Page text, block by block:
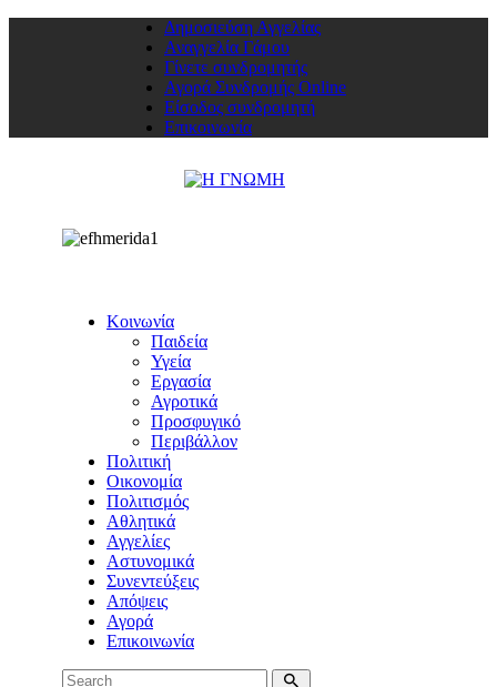
Δημοσιεύση Αγγελίας
Αναγγελία Γάμου
Γίνετε συνδρομητής
Αγορά Συνδρομής Online
Είσοδος συνδρομητή
Επικοινωνία
Κοινωνία
Παιδεία
Υγεία
Εργασία
Αγροτικά
Προσφυγικό
Περιβάλλον
Πολιτική
Οικονομία
Πολιτισμός
Αθλητικά
Αγγελίες
Αστυνομικά
Συνεντεύξεις
Απόψεις
Αγορά
Επικοινωνία